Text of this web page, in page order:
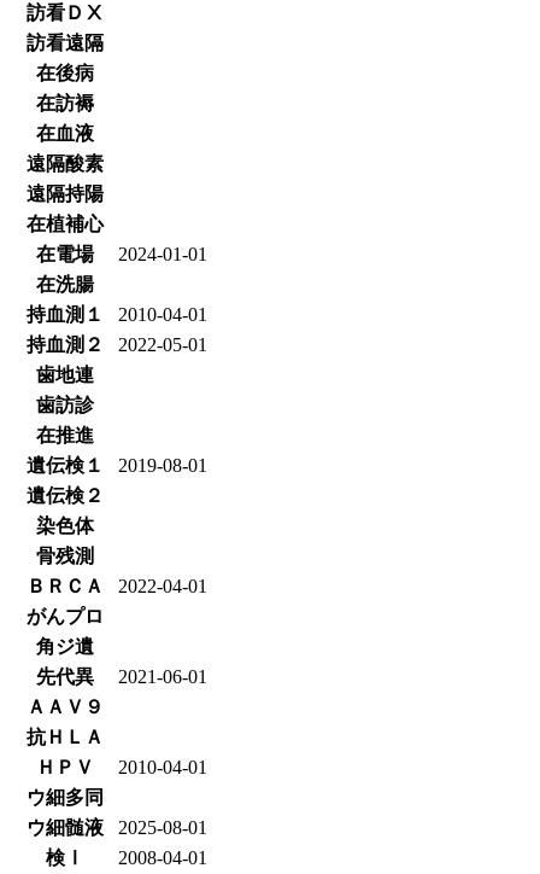
訪看ＤⅩ
訪看遠隔
在後病
在訪褥
在血液
遠隔酸素
遠隔持陽
在植補心
在電場
2024-01-01
在洗腸
持血測１
2010-04-01
持血測２
2022-05-01
歯地連
歯訪診
在推進
遺伝検１
2019-08-01
遺伝検２
染色体
骨残測
ＢＲＣＡ
2022-04-01
がんプロ
角ジ遺
先代異
2021-06-01
ＡＡＶ９
抗ＨＬＡ
ＨＰＶ
2010-04-01
ウ細多同
ウ細髄液
2025-08-01
検Ⅰ
2008-04-01